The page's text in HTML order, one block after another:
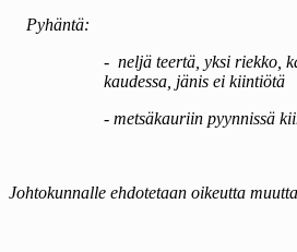
Pyhäntä:
- neljä teertä, yksi riekko,
kaudessa, jänis ei kiintiötä
- metsäkauriin pyynnissä
Johtokunnalle ehdotetaan oikeutta